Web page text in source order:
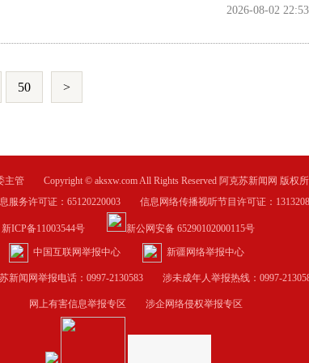
2026-08-02 22:53
50 >
主管 Copyright © aksxw.com All Rights Reserved 阿克苏新闻网 版权
服务许可证：65120220003 信息网络传播视听节目许可证：
新ICP备11003544号 新公网安备 65290102000115号
中国互联网举报中心 新疆网络举报中心
新闻网举报电话：0997-2130583 涉未成年人举报热线：0997-
网上有害信息举报专区 涉企网络侵权举报专区